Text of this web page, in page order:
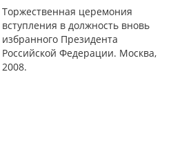
Торжественная церемония
вступления в должность вновь
избранного Президента
Российской Федерации. Москва,
2008.